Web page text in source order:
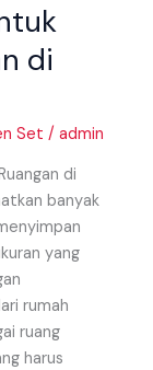
di
Set /admin
di
banyak
yang
rumah
ruang
harus